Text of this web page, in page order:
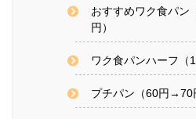
おすすめワク食パ
円）
ワク食パンハーフ（
プチパン（60円→70